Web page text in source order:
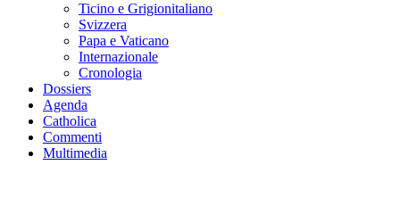
Ticino e Grigionitaliano
Svizzera
Papa e Vaticano
Internazionale
Cronologia
Dossiers
Agenda
Catholica
Commenti
Multimedia